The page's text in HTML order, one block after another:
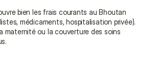
bien les frais courants au Bhoutan
médicaments, hospitalisation privée).
maternité ou la couverture des soins